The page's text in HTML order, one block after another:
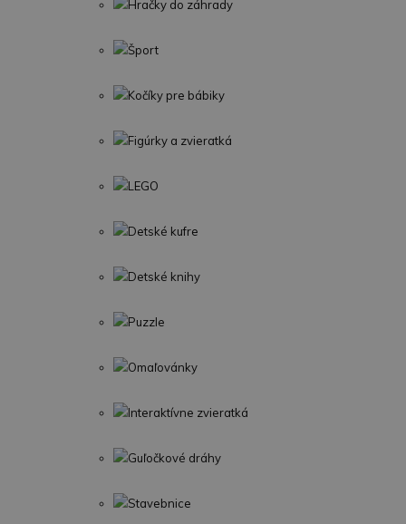
Hračky do záhrady
Šport
Kočíky pre bábiky
Figúrky a zvieratká
LEGO
Detské kufre
Detské knihy
Puzzle
Omaľovánky
Interaktívne zvieratká
Guľočkové dráhy
Stavebnice